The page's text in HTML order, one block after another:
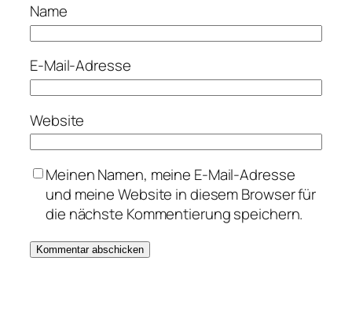
Name
E-Mail-Adresse
Website
Meinen Namen, meine E-Mail-Adresse
und meine Website in diesem Browser für
die nächste Kommentierung speichern.